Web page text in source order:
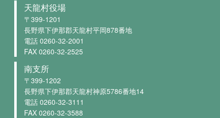
天龍村役場
〒399-1201
長野県下伊那郡天龍村平岡878番地
電話 0260-32-2001
FAX 0260-32-2525
南支所
〒399-1202
長野県下伊那郡天龍村神原5786番地14
電話 0260-32-3111
FAX 0260-32-3588